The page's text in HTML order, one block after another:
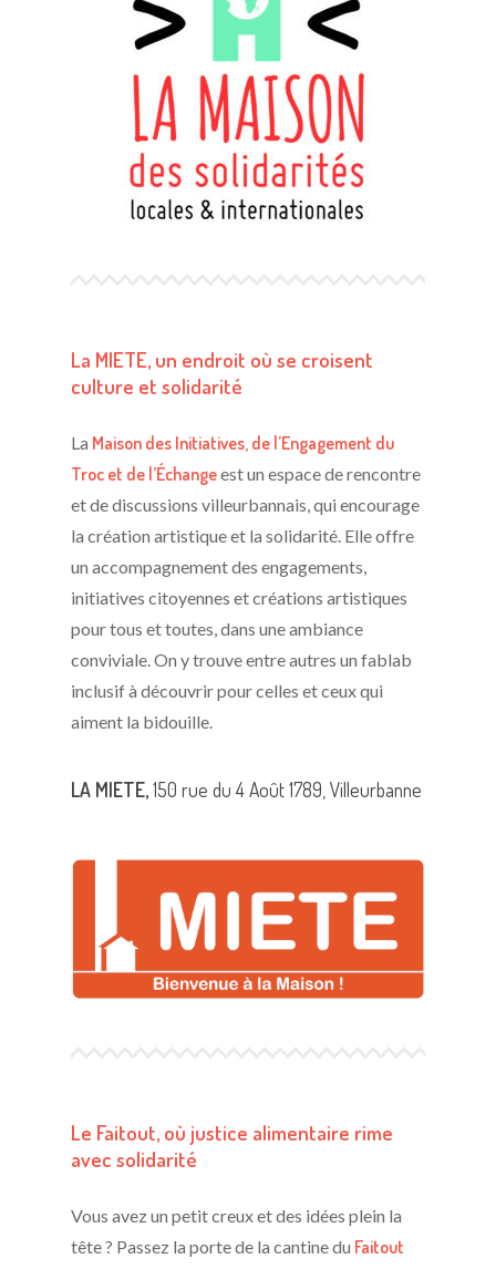
La MIETE, un endroit où se croisent
culture et solidarité
La Maison des Initiatives, de l’Engagement du
Troc et de l’Échangeest un espace de rencontre
et de discussions villeurbannais, qui encourage
la création artistique et la solidarité. Elle offre
un accompagnement des engagements,
initiatives citoyennes et créations artistiques
pour tous et toutes, dans une ambiance
conviviale. On y trouve entre autres un fablab
inclusif à découvrir pour celles et ceux qui
aiment la bidouille.
LA MIETE,150 rue du 4 Août 1789, Villeurbanne
Le Faitout, où justice alimentaire rime
avec solidarité
Vous avez un petit creux et des idées plein la
tête ? Passez la porte de la cantine du Faitout